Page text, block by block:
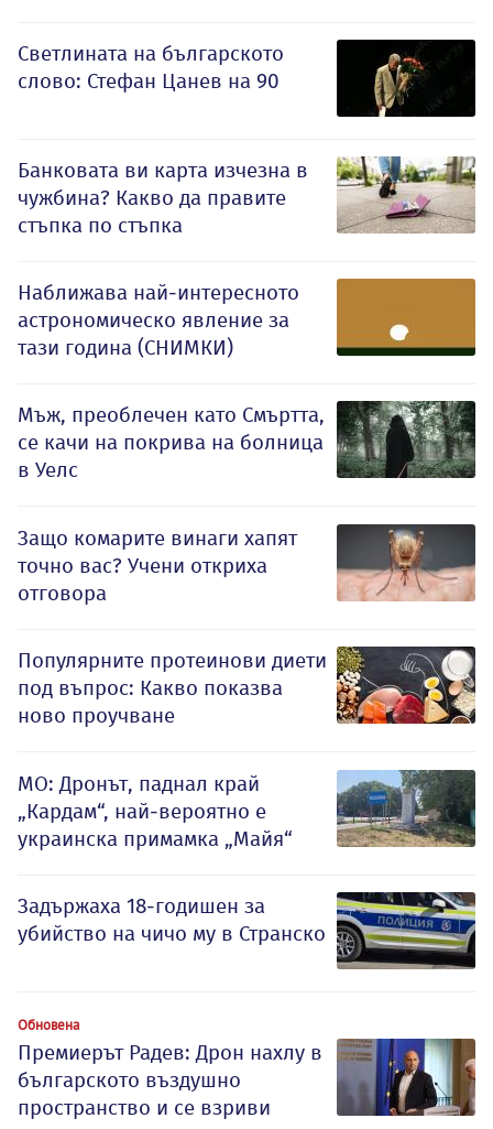
Светлината на българското
слово: Стефан Цанев на 90
Банковата ви карта изчезна в
чужбина? Какво да правите
стъпка по стъпка
Наближава най-интересното
астрономическо явление за
тази година (СНИМКИ)
Мъж, преоблечен като Смъртта,
се качи на покрива на болница
в Уелс
Защо комарите винаги хапят
точно вас? Учени откриха
отговора
Популярните протеинови диети
под въпрос: Какво показва
ново проучване
МО: Дронът, паднал край
„Кардам“, най-вероятно е
украинска примамка „Майя“
Задържаха 18-годишен за
убийство на чичо му в Странско
Обновена
Премиерът Радев: Дрон нахлу в
българското въздушно
пространство и се взриви